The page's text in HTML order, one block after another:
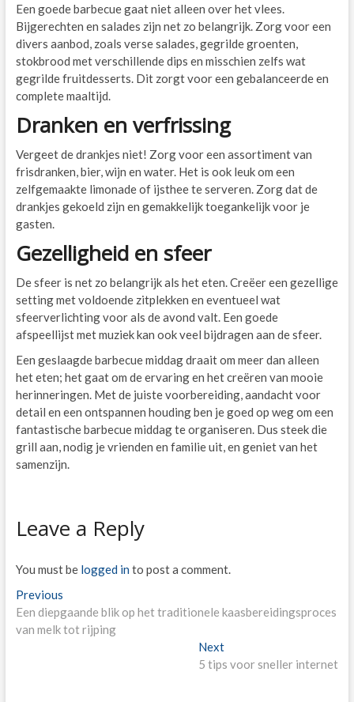
Een goede barbecue gaat niet alleen over het vlees.
Bijgerechten en salades zijn net zo belangrijk. Zorg voor een
divers aanbod, zoals verse salades, gegrilde groenten,
stokbrood met verschillende dips en misschien zelfs wat
gegrilde fruitdesserts. Dit zorgt voor een gebalanceerde en
complete maaltijd.
Dranken en verfrissing
Vergeet de drankjes niet! Zorg voor een assortiment van
frisdranken, bier, wijn en water. Het is ook leuk om een
zelfgemaakte limonade of ijsthee te serveren. Zorg dat de
drankjes gekoeld zijn en gemakkelijk toegankelijk voor je
gasten.
Gezelligheid en sfeer
De sfeer is net zo belangrijk als het eten. Creëer een gezellige
setting met voldoende zitplekken en eventueel wat
sfeerverlichting voor als de avond valt. Een goede
afspeellijst met muziek kan ook veel bijdragen aan de sfeer.
Een geslaagde barbecue middag draait om meer dan alleen
het eten; het gaat om de ervaring en het creëren van mooie
herinneringen. Met de juiste voorbereiding, aandacht voor
detail en een ontspannen houding ben je goed op weg om een
fantastische barbecue middag te organiseren. Dus steek die
grill aan, nodig je vrienden en familie uit, en geniet van het
samenzijn.
Leave a Reply
You must be logged in to post a comment.
Post
navigation
PreviousPrevious
post:
Een diepgaande blik op het traditionele kaasbereidingsproces
van melk tot rijping
NextNext
post:
5 tips voor sneller internet